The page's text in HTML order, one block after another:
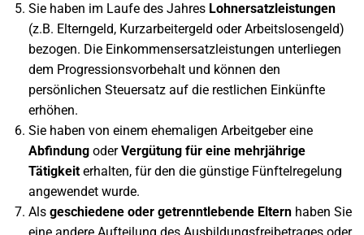
Sie haben im Laufe des Jahres Lohnersatzleistungen
(z.B. Elterngeld, Kurzarbeitergeld oder Arbeitslosengeld)
bezogen. Die Einkommensersatzleistungen unterliegen
dem Progressionsvorbehalt und können den
persönlichen Steuersatz auf die restlichen Einkünfte
erhöhen.
Sie haben von einem ehemaligen Arbeitgeber eine
Abfindung oderVergütung für eine mehrjährige
Tätigkeiterhalten, für den die günstige Fünftelregelung
angewendet wurde.
Als geschiedene oder getrenntlebende Eltern haben Sie